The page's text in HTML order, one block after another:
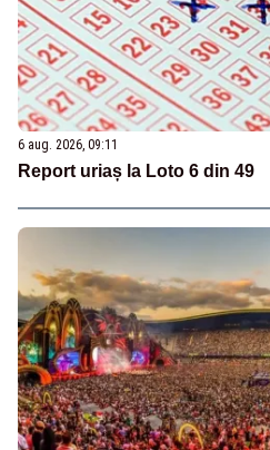
6 aug. 2026, 09:11
Report uriaș la Loto 6 din 49